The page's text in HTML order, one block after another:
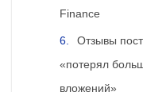
Finance
Отзывы
«потерял
вложений»